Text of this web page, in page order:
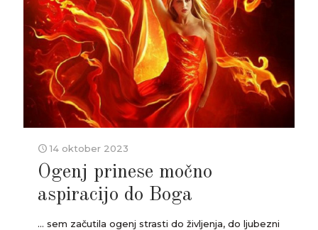
14 oktober 2023
Ogenj prinese močno
aspiracijo do Boga
... sem začutila ogenj strasti do življenja, do ljubezni